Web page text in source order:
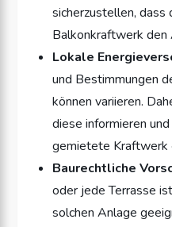
sicherzustellen,
Balkonkraftwerk den
Lokale
und Bestimmungen
können variieren.
diese informieren
gemietete Kraftwerk
Baurechtliche
oder jede Terrasse
solchen Anlage